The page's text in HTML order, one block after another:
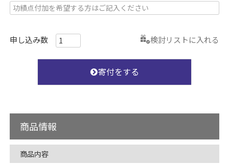
検討リストに入れる
寄付をする
商品情報
商品内容